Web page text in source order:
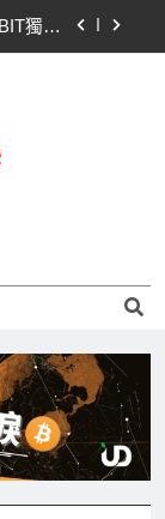
獨佔
貨槓
0.65
獨佔
道德條
、NFT、加密貨